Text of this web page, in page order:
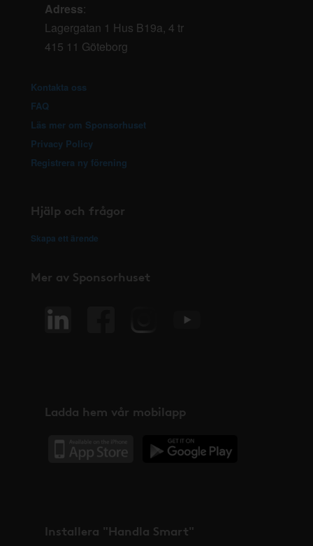
Adress:
Lagergatan 1 Hus B19a, 4 tr
415 11 Göteborg
Kontakta oss
FAQ
Läs mer om Sponsorhuset
Privacy Policy
Registrera ny förening
Hjälp och frågor
Skapa ett ärende
Mer av Sponsorhuset
Ladda hem vår mobilapp
Installera "Handla Smart"